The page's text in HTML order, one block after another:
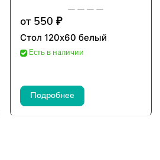
от 550 ₽
Стол 120х60 белый
Есть в наличии
Подробнее